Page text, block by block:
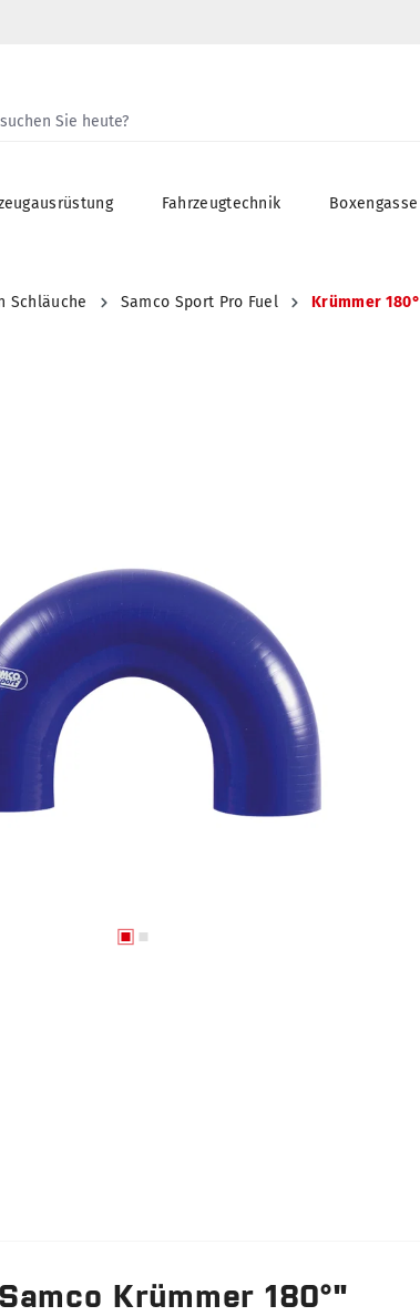
Fahrzeugtechnik Boxengasse
Schläuche Samco Sport Pro Fuel Krümmer 180°
Krümmer 180°"